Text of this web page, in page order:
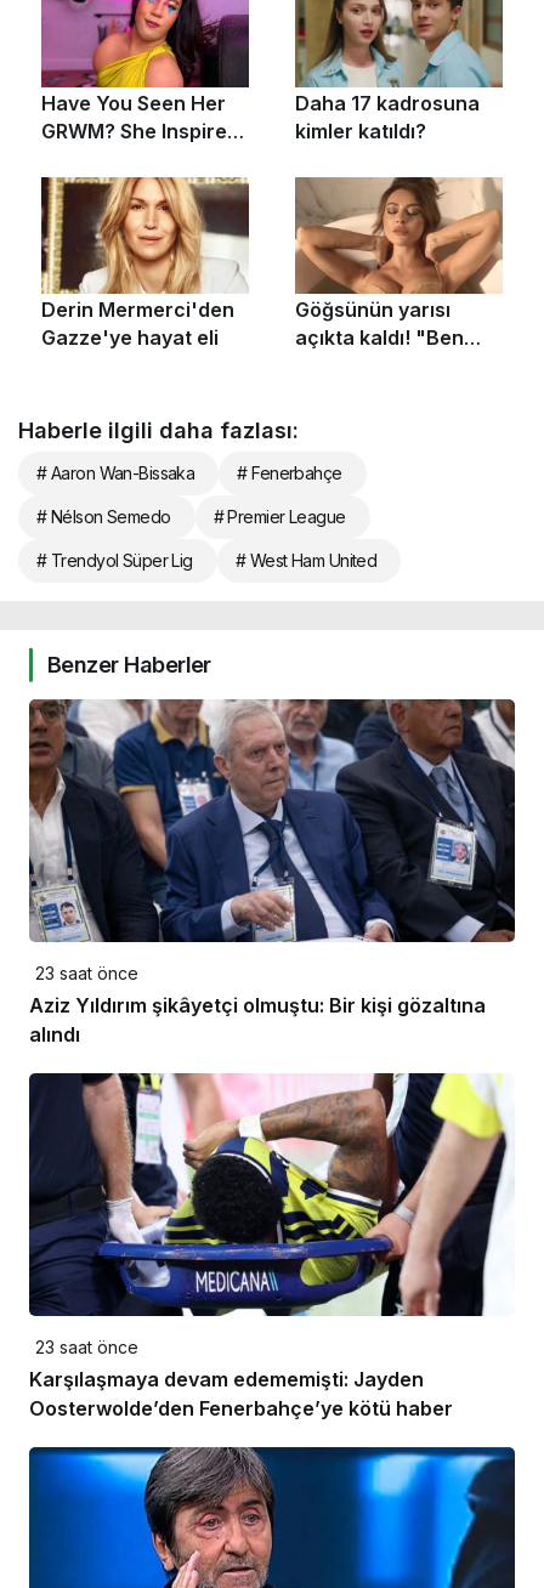
Haberle ilgili daha fazlası:
# Aaron Wan-Bissaka # Fenerbahçe
# Nélson Semedo # Premier League
# Trendyol Süper Lig # West Ham United
Benzer Haberler
23 saat önce
Aziz Yıldırım şikâyetçi olmuştu: Bir kişi gözaltına
alındı
23 saat önce
Karşılaşmaya devam edememişti: Jayden
Oosterwolde’den Fenerbahçe’ye kötü haber